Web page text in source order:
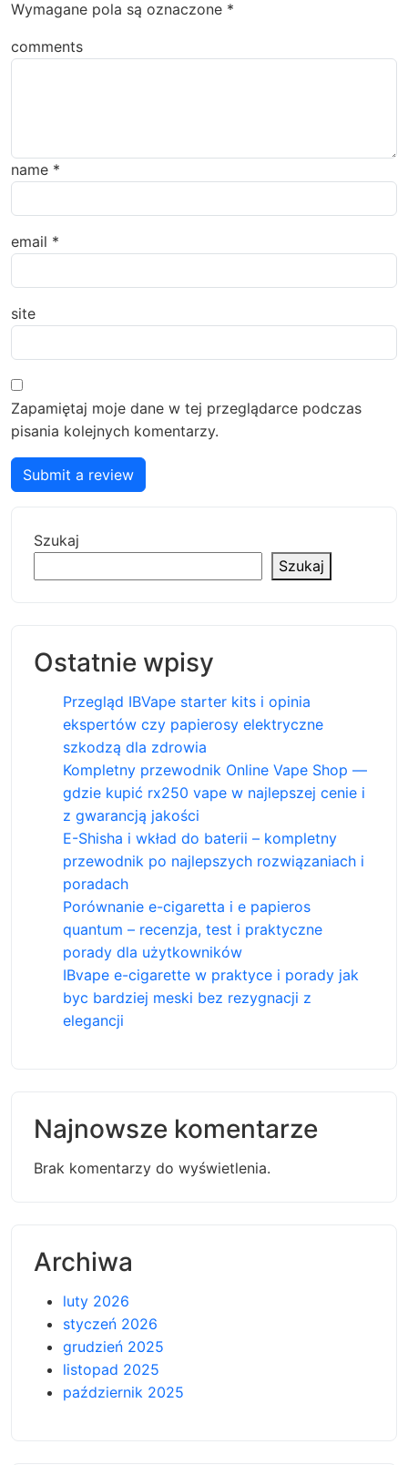
Wymagane pola są oznaczone *
comments
name *
email *
site
Zapamiętaj moje dane w tej przeglądarce podczas
pisania kolejnych komentarzy.
Submit a review
Szukaj
Szukaj
Ostatnie wpisy
Przegląd IBVape starter kits i opinia
ekspertów czy papierosy elektryczne
szkodzą dla zdrowia
Kompletny przewodnik Online Vape Shop —
gdzie kupić rx250 vape w najlepszej cenie i
z gwarancją jakości
E-Shisha i wkład do baterii – kompletny
przewodnik po najlepszych rozwiązaniach i
poradach
Porównanie e-cigaretta i e papieros
quantum – recenzja, test i praktyczne
porady dla użytkowników
IBvape e-cigarette w praktyce i porady jak
byc bardziej meski bez rezygnacji z
elegancji
Najnowsze komentarze
Brak komentarzy do wyświetlenia.
Archiwa
luty 2026
styczeń 2026
grudzień 2025
listopad 2025
październik 2025